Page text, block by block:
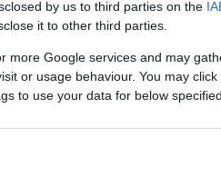
by us to third parties on the
it to other third parties.
more Google services and may
or usage behaviour. You may
to use your data for below